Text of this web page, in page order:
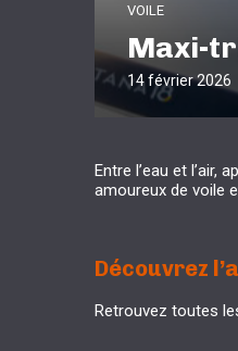
VOILE
Maxi-
14 février 2026
Entre l’eau et l’air,
amoureux de voile
Découvrez
Retrouvez toutes